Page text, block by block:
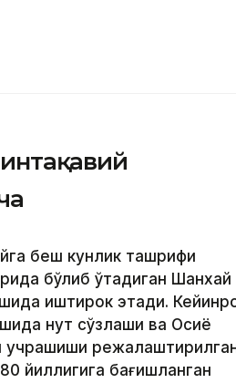
беш кунлик ташрифи
бўлиб ўтадиган Шанхай
иштирок этади.
нутқ сўзлаши ва Осиё
учрашиши
йиллигига бағишланган